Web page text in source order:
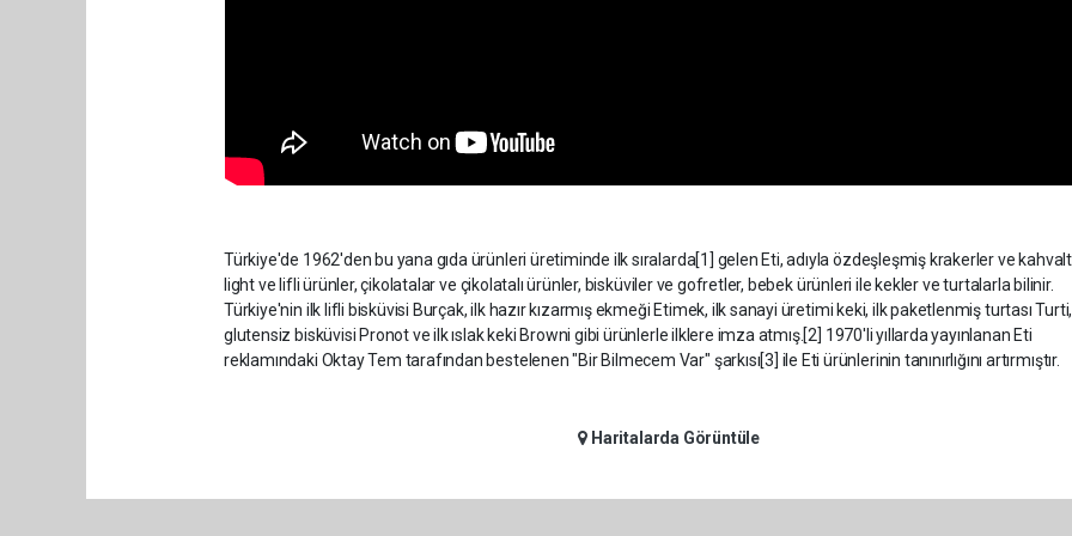
Türkiye'de 1962'den bu yana gıda ürünleri üretiminde ilk sıralarda[1] gelen Eti, adıyla özdeşleşmiş krakerler ve
light ve lifli ürünler, çikolatalar ve çikolatalı ürünler, bisküviler ve gofretler, bebek ürünleri ile kekler ve turtalarla bilinir.
Türkiye'nin ilk lifli bisküvisi Burçak, ilk hazır kızarmış ekmeği Etimek, ilk sanayi üretimi keki, ilk paketlenmiş turtası
glutensiz bisküvisi Pronot ve ilk ıslak keki Browni gibi ürünlerle ilklere imza atmış.[2] 1970'li yıllarda yayınlanan Eti
reklamındaki Oktay Tem tarafından bestelenen "Bir Bilmecem Var" şarkısı[3] ile Eti ürünlerinin tanınırlığını artırmıştır.
Haritalarda Görüntüle